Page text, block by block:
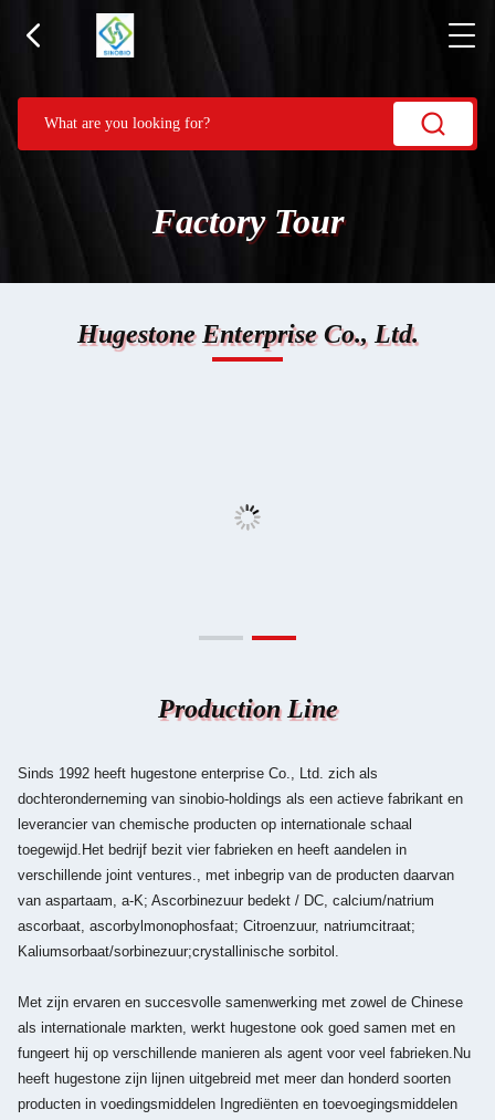
Factory Tour
Hugestone Enterprise Co., Ltd.
Production Line
Sinds 1992 heeft hugestone enterprise Co., Ltd. zich als
dochteronderneming van sinobio-holdings als een actieve fabrikant en
leverancier van chemische producten op internationale schaal
toegewijd.Het bedrijf bezit vier fabrieken en heeft aandelen in
verschillende joint ventures., met inbegrip van de producten daarvan
van aspartaam, a-K; Ascorbinezuur bedekt / DC, calcium/natrium
ascorbaat, ascorbylmonophosfaat; Citroenzuur, natriumcitraat;
Kaliumsorbaat/sorbinezuur;crystallinische sorbitol.
Met zijn ervaren en succesvolle samenwerking met zowel de Chinese
als internationale markten, werkt hugestone ook goed samen met en
fungeert hij op verschillende manieren als agent voor veel fabrieken.Nu
heeft hugestone zijn lijnen uitgebreid met meer dan honderd soorten
producten in voedingsmiddelen Ingrediënten en toevoegingsmiddelen